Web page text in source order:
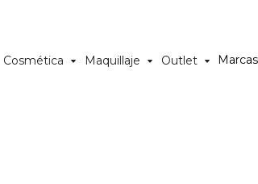
Cosmética Maquillaje Outlet Marcas